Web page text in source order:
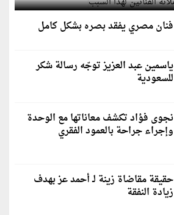
فنان مصري يفقد بصره بشكل كامل
ياسمين عبد العزيز توجّه رسالة شكر
للسعودية
نجوى فؤاد تكشف معاناتها مع الوحدة
وإجراء جراحة بالعمود الفقري
حقيقة مقاضاة زينة لـ أحمد عز بهدف
زيادة النفقة